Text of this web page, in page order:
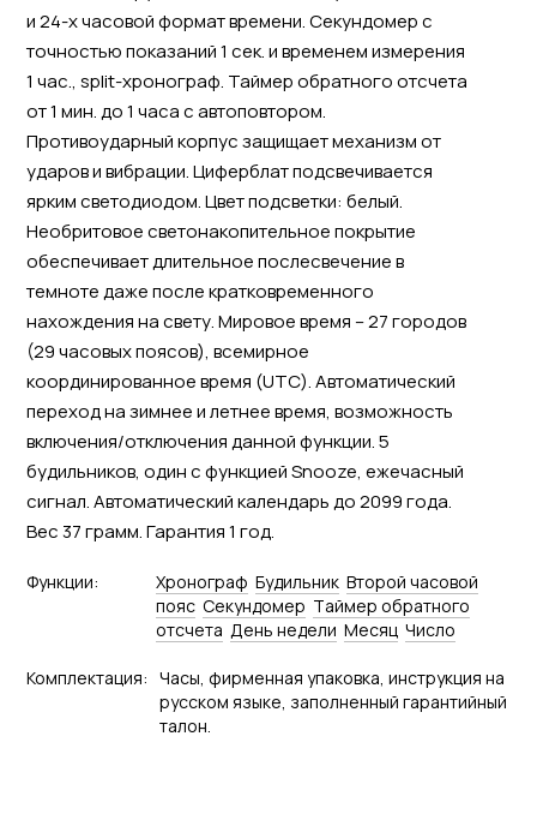
и 24-х часовой формат времени. Секундомер с
точностью показаний 1 сек. и временем измерения
1 час., split-хронограф. Таймер обратного отсчета
от 1 мин. до 1 часа с автоповтором.
Противоударный корпус защищает механизм от
ударов и вибрации. Циферблат подсвечивается
ярким светодиодом. Цвет подсветки: белый.
Необритовое светонакопительное покрытие
обеспечивает длительное послесвечение в
темноте даже после кратковременного
нахождения на свету. Мировое время – 27 городов
(29 часовых поясов), всемирное
координированное время (UTC). Автоматический
переход на зимнее и летнее время, возможность
включения/отключения данной функции. 5
будильников, один с функцией Snooze, ежечасный
сигнал. Автоматический календарь до 2099 года.
Вес 37 грамм. Гарантия 1 год.
Функции: Хронограф Будильник Второй часовой
пояс Секундомер Tаймер обратного
отсчета День недели Месяц Число
Комплектация: Часы, фирменная упаковка, инструкция на
русском языке, заполненный гарантийный
талон.